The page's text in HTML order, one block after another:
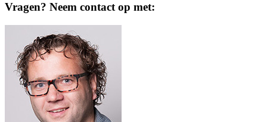
Vragen? Neem contact op met: